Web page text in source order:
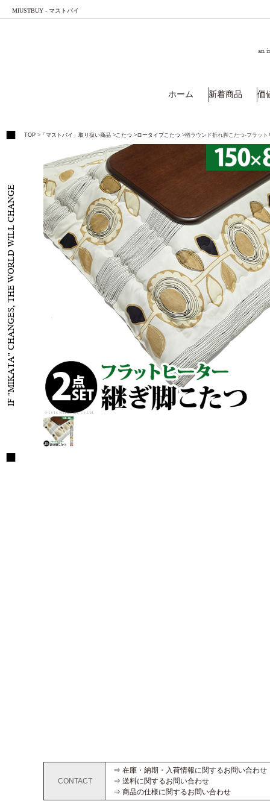
MIUSTBUY - マストバイ
an
ホーム 新着商品 価
TOP > 「マストバイ」取り扱い商品 >こたつ >ロータイプこたつ >楢ラウンド折れ脚こたつ-フラッ
CONTACT
⇒ 在庫・納期・入荷情報に関するお問い合わせ
⇒ 送料に関するお問い合わせ
⇒ 商品の仕様に関するお問い合わせ
IF "MIKATA" CHANGES, THE WORLD WILL CHANGE